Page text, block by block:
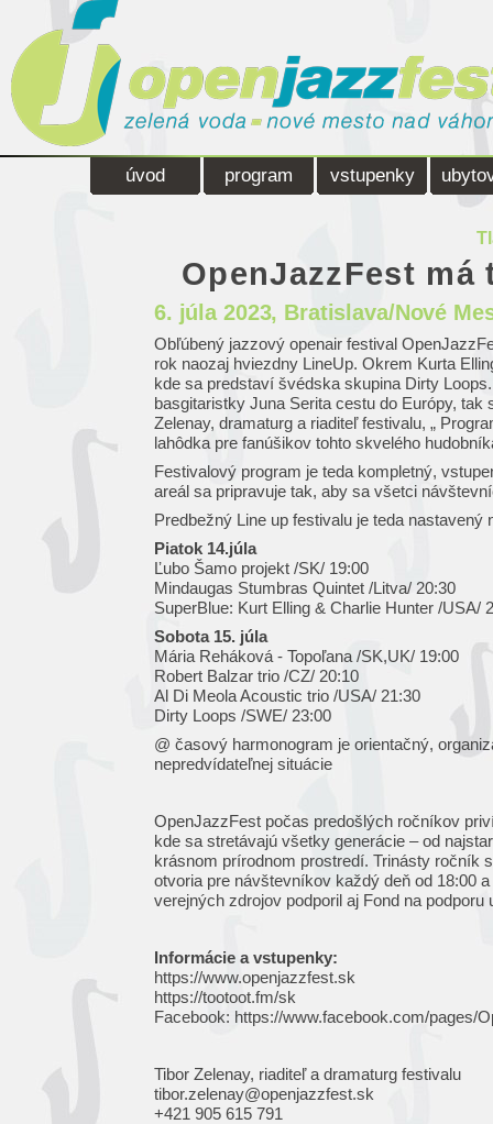
úvod program vstupenky
OpenJazzFest
6. júla 2023, Bratislava/Nové
Obľúbený jazzový openair festival
rok naozaj hviezdny LineUp. Okrem Kurta
kde sa predstaví švédska skupina Dirty
basgitaristky Juna Serita cestu do Európy, tak
Zelenay, dramaturg a riaditeľ festivalu, „
lahôdka pre fanúšikov tohto skvelého
Festivalový program je teda kompletný,
areál sa pripravuje tak, aby sa všetci
Predbežný Line up festivalu je teda nastavený
Piatok 14.júla
Ľubo Šamo projekt /SK/ 19:00
Mindaugas Stumbras Quintet /Litva/ 20:30
SuperBlue: Kurt Elling & Charlie Hunter /USA/
Sobota 15. júla
Mária Reháková - Topoľana /SK,UK/ 19:00
Robert Balzar trio /CZ/ 20:10
Al Di Meola Acoustic trio /USA/ 21:30
Dirty Loops /SWE/ 23:00
@ časový harmonogram je orientačný,
nepredvídateľnej situácie
OpenJazzFest počas predošlých ročníkov
kde sa stretávajú všetky generácie – od
krásnom prírodnom prostredí. Trinásty ročník
otvoria pre návštevníkov každý deň od 18:00
verejných zdrojov podporil aj Fond na podporu
Informácie a vstupenky:
https://www.openjazzfest.sk
https://tootoot.fm/sk
Facebook: https://www.facebook.com/pages/
Tibor Zelenay, riaditeľ a dramaturg festivalu
tibor.zelenay@openjazzfest.sk
+421 905 615 791